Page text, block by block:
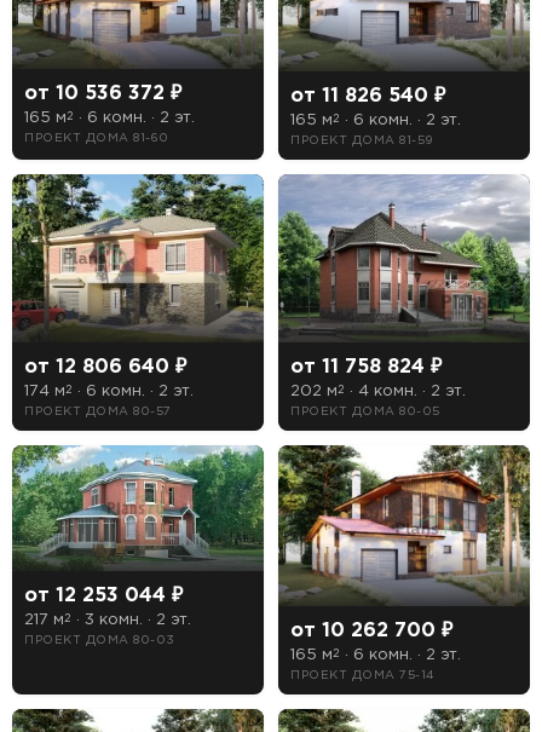
от 10 536 372 ₽
165 м 2 · 6 комн. · 2 эт.
ПРОЕКТ ДОМА 81-60
от 11 826 540 ₽
165 м 2 · 6 комн. · 2 эт.
ПРОЕКТ ДОМА 81-59
от 12 806 640 ₽
174 м 2 · 6 комн. · 2 эт.
ПРОЕКТ ДОМА 80-57
от 11 758 824 ₽
202 м 2 · 4 комн. · 2 эт.
ПРОЕКТ ДОМА 80-05
от 12 253 044 ₽
217 м 2 · 3 комн. · 2 эт.
ПРОЕКТ ДОМА 80-03 от 10 262 700 ₽
165 м2 · 6 комн. · 2 эт.
ПРОЕКТ ДОМА 75-14
Длина
Ширина
Особенности
1 гараж
2 гаража
Бассейн
Кухня-столовая
Лоджия
Терраса
Цоколь